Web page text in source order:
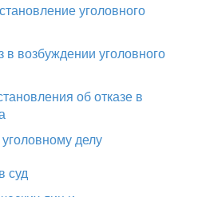
уголовного
в возбуждении уголовного
об отказе в
делу
суд